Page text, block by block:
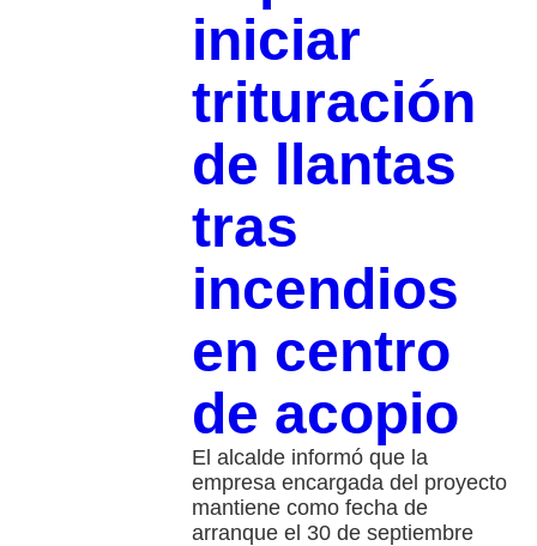
iniciar
trituración
de llantas
tras
incendios
en centro
de acopio
El alcalde informó que la
empresa encargada del proyecto
mantiene como fecha de
arranque el 30 de septiembre